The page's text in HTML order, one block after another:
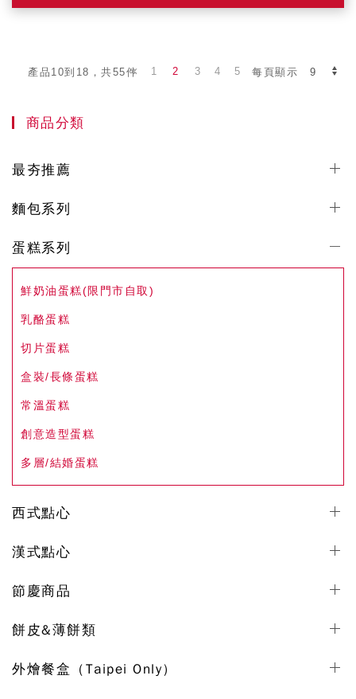
產品10到18，共55件 每頁顯示
1 2 3 4 5
商品分類
最夯推薦
麵包系列
蛋糕系列
鮮奶油蛋糕(限門市自取)
乳酪蛋糕
切片蛋糕
盒裝/長條蛋糕
常溫蛋糕
創意造型蛋糕
多層/結婚蛋糕
西式點心
漢式點心
節慶商品
餅皮&薄餅類
外燴餐盒（Taipei Only）